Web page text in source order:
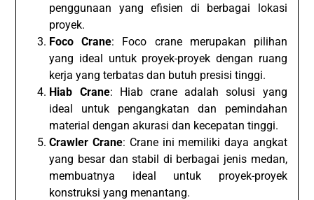
penggunaan yang efisien di berbagai lokasi
proyek.
Foco Crane: Foco crane merupakan pilihan
yang ideal untuk proyek-proyek dengan ruang
kerja yang terbatas dan butuh presisi tinggi.
Hiab Crane: Hiab crane adalah solusi yang
ideal untuk pengangkatan dan pemindahan
material dengan akurasi dan kecepatan tinggi.
Crawler Crane: Crane ini memiliki daya angkat
yang besar dan stabil di berbagai jenis medan,
membuatnya ideal untuk proyek-proyek
konstruksi yang menantang.